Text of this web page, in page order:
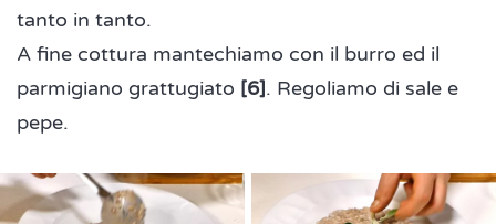
tanto in tanto.
A fine cottura mantechiamo con il burro ed il
parmigiano grattugiato [6]. Regoliamo di sale e
pepe.